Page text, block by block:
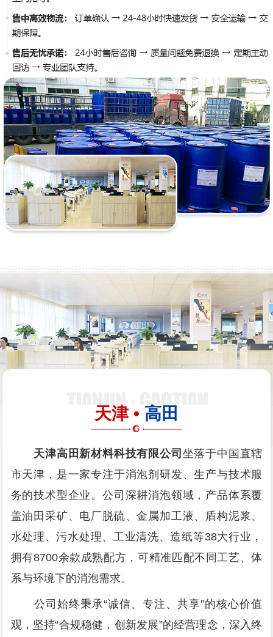
天津 • 高田
天津高田新材料科技有限公司 坐落于中国直辖
市天津，是一家专注于消泡剂研发、生产与技术服
务的技术型企业。公司深耕消泡领域，产品体系覆
盖油田采矿、电厂脱硫、金属加工液、盾构泥浆、
水处理、污水处理、工业清洗、造纸等38大行业，
拥有8700余款成熟配方，可精准匹配不同工艺、体
系与环境下的消泡需求。
公司始终秉承“诚信、专注、共享”的核心价值
观，坚持“合规稳健，创新发展”的经营理念，深入终